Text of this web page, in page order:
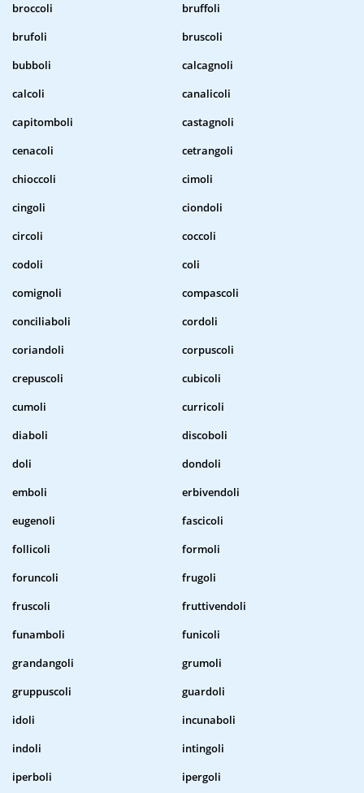
broccoli
bruffoli
brufoli
bruscoli
bubboli
calcagnoli
calcoli
canalicoli
capitomboli
castagnoli
cenacoli
cetrangoli
chioccoli
cimoli
cingoli
ciondoli
circoli
coccoli
codoli
coli
comignoli
compascoli
conciliaboli
cordoli
coriandoli
corpuscoli
crepuscoli
cubicoli
cumoli
curricoli
diaboli
discoboli
doli
dondoli
emboli
erbivendoli
eugenoli
fascicoli
follicoli
formoli
foruncoli
frugoli
fruscoli
fruttivendoli
funamboli
funicoli
grandangoli
grumoli
gruppuscoli
guardoli
idoli
incunaboli
indoli
intingoli
iperboli
ipergoli